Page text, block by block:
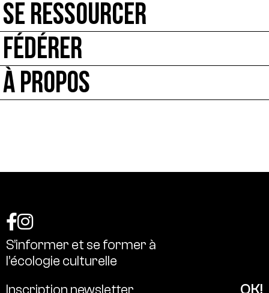
SE RESSOURCER
FÉDÉRER
À PROPOS
S’informer et se former à
l’écologie culturelle